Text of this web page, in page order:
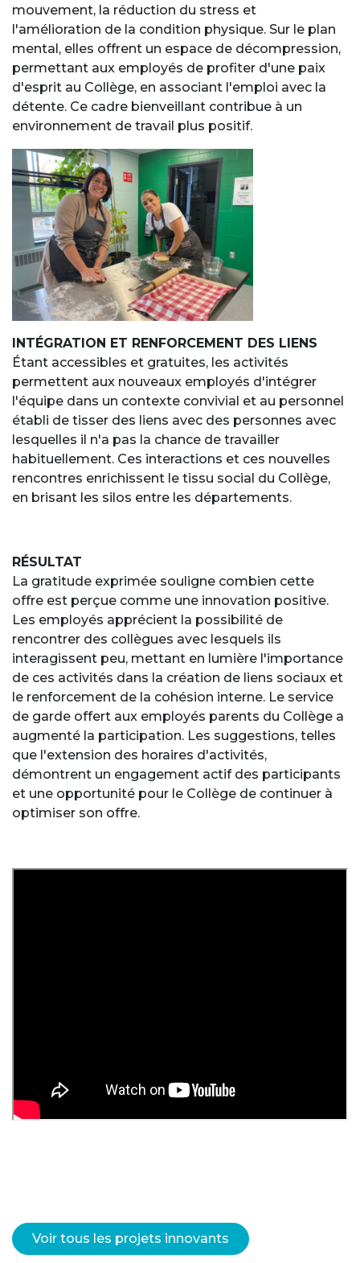
mouvement, la réduction du stress et
l'amélioration de la condition physique. Sur le plan
mental, elles offrent un espace de décompression,
permettant aux employés de profiter d'une paix
d'esprit au Collège, en associant l'emploi avec la
détente. Ce cadre bienveillant contribue à un
environnement de travail plus positif.
INTÉGRATION ET RENFORCEMENT DES LIENS
Étant accessibles et gratuites, les activités
permettent aux nouveaux employés d'intégrer
l'équipe dans un contexte convivial et au personnel
établi de tisser des liens avec des personnes avec
lesquelles il n'a pas la chance de travailler
habituellement. Ces interactions et ces nouvelles
rencontres enrichissent le tissu social du Collège,
en brisant les silos entre les départements.
RÉSULTAT
La gratitude exprimée souligne combien cette
offre est perçue comme une innovation positive.
Les employés apprécient la possibilité de
rencontrer des collègues avec lesquels ils
interagissent peu, mettant en lumière l'importance
de ces activités dans la création de liens sociaux et
le renforcement de la cohésion interne. Le service
de garde offert aux employés parents du Collège a
augmenté la participation. Les suggestions, telles
que l'extension des horaires d'activités,
démontrent un engagement actif des participants
et une opportunité pour le Collège de continuer à
optimiser son offre.
Voir tous les projets innovants